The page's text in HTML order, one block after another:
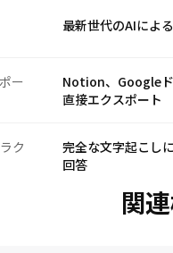
最新世代のAIによ
ー
Notion、Googleド
直接エクスポート
ク
完全な文字起こし
回答
関